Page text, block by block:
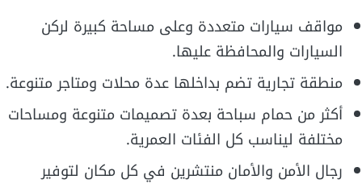
مواقف سيارات متعددة وعلى مساحة كبيرة لركن
السيارات والمحافظة عليها.
منطقة تجارية تضم بداخلها عدة محلات ومتاجر متنوعة.
أكثر من حمام سباحة بعدة تصميمات متنوعة ومساحات
مختلفة ليناسب كل الفئات العمرية.
رجال الأمن والأمان منتشرين في كل مكان لتوفير